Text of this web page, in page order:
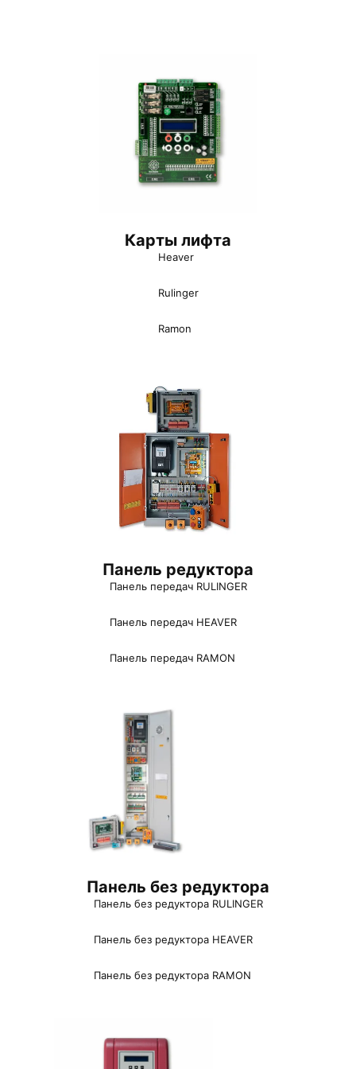
Heaver
Rulinger
Ramon
Карты лифта
Панель передач RULINGER
Панель передач HEAVER
Панель передач RAMON
Панель редуктора
Панель без редуктора
Панель без редуктора RULINGER
Панель без редуктора HEAVER
Панель без редуктора RAMON